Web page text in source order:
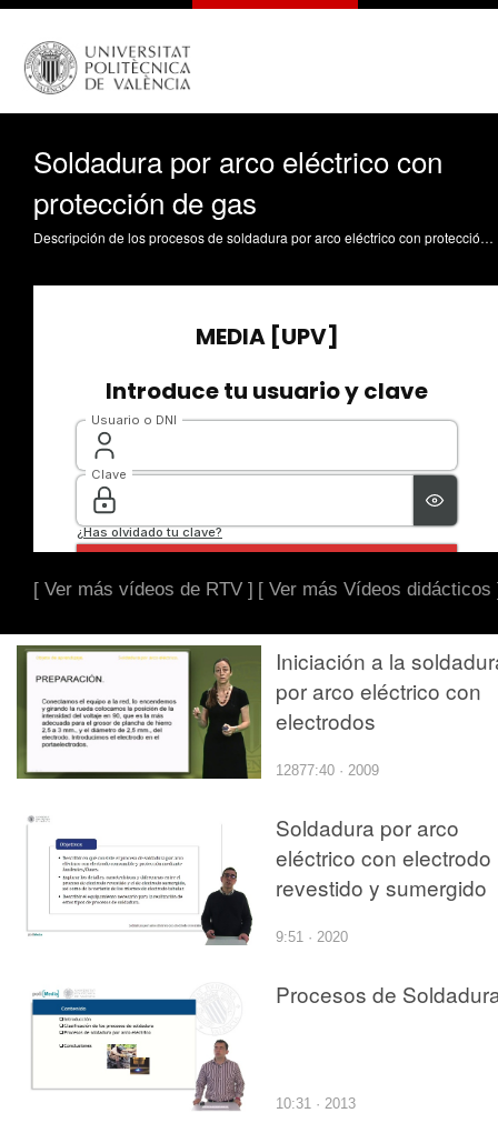
Soldadura por arco eléctrico con
protección de gas
Descripción de los procesos de soldadura por arco eléctrico con protección de gas con electrodo consumible, no consumible y plasma; las características y aplicación de estos procesos; y el equipamiento empleado en este tipo de procesos de soldadura. Reig Pérez, MJ. (2021). Soldadura por arco eléctrico con protección de gas. https://riunet.upv.es/handle/10251/158424 DER
[ Ver más vídeos de RTV ] [ Ver más Vídeos didácticos
Iniciación a la
por arco eléctrico con
electrodos
12877:40 · 2009
Soldadura por arco
eléctrico con electrodo
revestido y sumergido
9:51 · 2020
Procesos de
10:31 · 2013